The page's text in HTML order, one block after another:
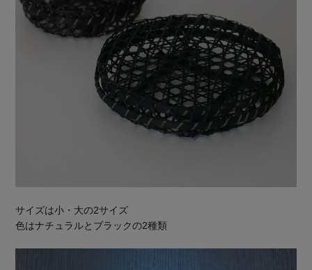
サイズは小・大の2サイズ
色はナチュラルとブラックの2種類